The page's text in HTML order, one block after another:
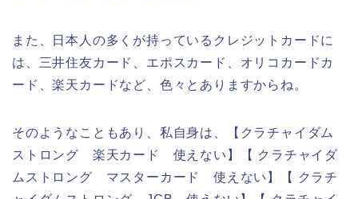
また、日本人の多くが持っているクレジットカードに
は、三井住友カード、エポスカード、オリコカードカ
ード、楽天カードなど、色々とありますからね。
そのようなこともあり、私自身は、【クラチャイダム
ストロング 楽天カード 使えない】【 クラチャイダ
ムストロング マスターカード 使えない】【 クラチ